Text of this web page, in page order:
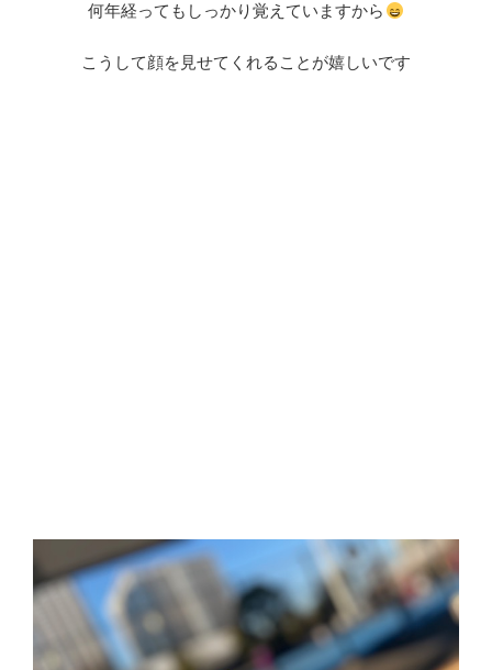
何年経ってもしっかり覚えていますから
こうして顔を見せてくれることが嬉しいです